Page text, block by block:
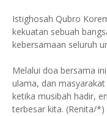
Istighosah Qubro
kekuatan sebuah
kebersamaan seluruh
Melalui doa bersama
ulama, dan
ketika musibah hadir,
terbesar kita. (Renita/*)